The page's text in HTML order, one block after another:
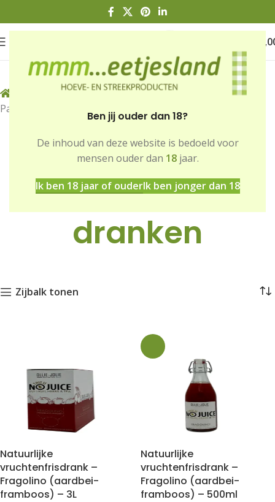
Ben jij ouder dan 18?
De inhoud van deze website is bedoeld voor
mensen ouder dan 18jaar.
Ik ben 18 jaar of ouderIk ben jonger dan 18
Winkel Dranken Non-alcoholische dranken
Pagina 2
Non-
alcoholische
dranken
Zijbalk tonen
Natuurlijke
vruchtenfrisdrank –
Fragolino (aardbei-
framboos) – 3L
Natuurlijke
vruchtenfrisdrank –
Fragolino (aardbei-
framboos) – 500ml